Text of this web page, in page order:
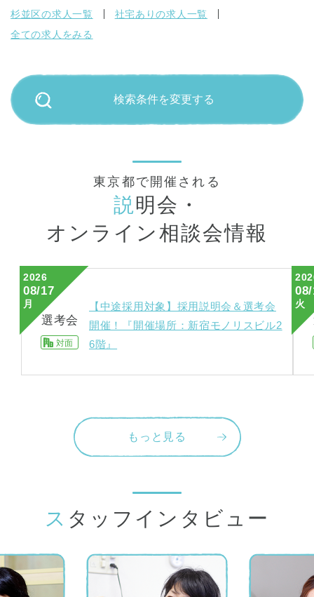
杉並区の求人一覧
社宅ありの求人一覧
全ての求人をみる
検索条件を変更する
東京都で開催される
説明会・
オンライン相談会情報
2026
08/17
月
選考会
対面
【中途採用対象】採用説明会＆選考会
開催！『開催場所：新宿モノリスビル2
6階』
火
もっと見る
スタッフインタビュー